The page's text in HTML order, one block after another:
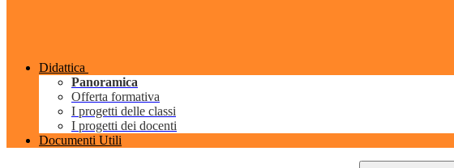
Didattica
Panoramica
Offerta formativa
I progetti delle classi
I progetti dei docenti
Documenti Utili